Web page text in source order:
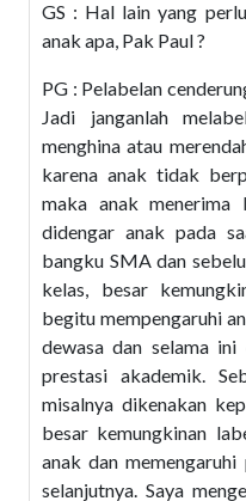
GS : Hal lain yang
anak apa, Pak Paul ?
PG : Pelabelan
Jadi janganlah
menghina atau
karena anak tidak
maka anak
didengar anak pada
bangku SMA dan
kelas, besar
begitu mempengaruhi
dewasa dan selama
prestasi akademik.
misalnya dikenakan
besar kemungkinan
anak dan
selanjutnya. Saya